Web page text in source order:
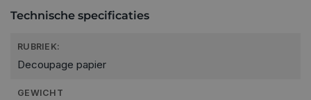
Technische specificaties
RUBRIEK:
Decoupage papier
GEWICHT